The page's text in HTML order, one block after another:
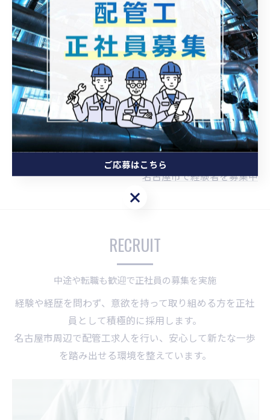
創業以来名古屋市近郊で配管工事や空調工事を承り、地
域の方々の暮らしやビジネスをサポートしてまいりまし
た。サービス内容やクオリティーの向上に努め、経験者
や有資格者を積極的に採用しております。一級配管技能
士資格や一級管工事施工管理技士資格、実務経験などを
活かして働きませんか。ポテンシャルや仕事への姿勢を
評価し、昇給・賞与で一人ひとりの頑張りを反映いたし
ます。通年仕事量が安定しており、技術や知識をさらに
磨いていただけます。
名古屋市で経験者を募集中
中途や転職も歓迎で正社員の募集を実施
RECRUIT
経験や経歴を問わず、意欲を持って取り組める方を正社
員として積極的に採用します。
名古屋市周辺で配管工求人を行い、安心して新たな一歩
を踏み出せる環境を整えています。
ご応募はこちら
ご応募はこちら